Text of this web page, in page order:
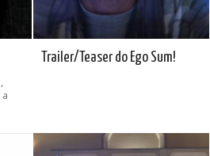
Trailer/Teaser do Ego Sum!